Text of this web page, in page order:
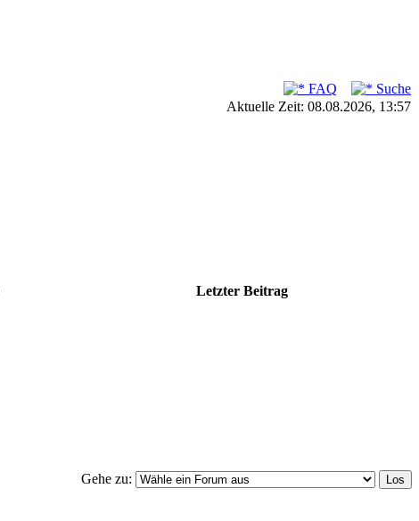
FAQ
Suche
Aktuelle Zeit: 08.08.2026, 13:57
Letzter Beitrag
Gehe zu: